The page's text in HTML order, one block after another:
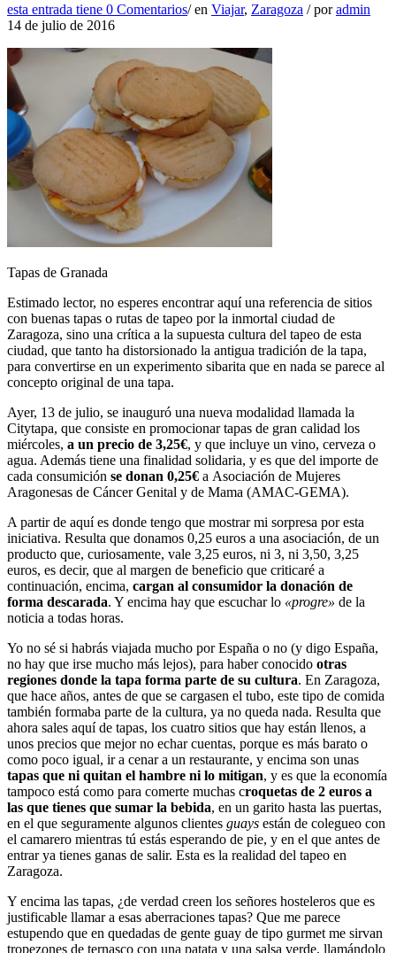
esta entrada tiene 0 Comentarios/ en Viajar, Zaragoza / poradmin
14 de julio de 2016
Tapas de Granada
Estimado lector, no esperes encontrar aquí una referencia de sitios
con buenas tapas o rutas de tapeo por la inmortal ciudad de
Zaragoza, sino una crítica a la supuesta cultura del tapeo de esta
ciudad, que tanto ha distorsionado la antigua tradición de la tapa,
para convertirse en un experimento sibarita que en nada se parece al
concepto original de una tapa.
Ayer, 13 de julio, se inauguró una nueva modalidad llamada la
Citytapa, que consiste en promocionar tapas de gran calidad los
miércoles, a un precio de 3,25€, y que incluye un vino, cerveza o
agua. Además tiene una finalidad solidaria, y es que del importe de
cada consumición se donan 0,25€ a Asociación de Mujeres
Aragonesas de Cáncer Genital y de Mama (AMAC-GEMA).
A partir de aquí es donde tengo que mostrar mi sorpresa por esta
iniciativa. Resulta que donamos 0,25 euros a una asociación, de un
producto que, curiosamente, vale 3,25 euros, ni 3, ni 3,50, 3,25
euros, es decir, que al margen de beneficio que criticaré a
continuación, encima, cargan al consumidor la donación de
forma descarada. Y encima hay que escuchar lo «progre» de la
noticia a todas horas.
Yo no sé si habrás viajada mucho por España o no (y digo España,
no hay que irse mucho más lejos), para haber conocido otras
regiones donde la tapa forma parte de su cultura. En Zaragoza,
que hace años, antes de que se cargasen el tubo, este tipo de comida
también formaba parte de la cultura, ya no queda nada. Resulta que
ahora sales aquí de tapas, los cuatro sitios que hay están llenos, a
unos precios que mejor no echar cuentas, porque es más barato o
como poco igual, ir a cenar a un restaurante, y encima son unas
tapas que ni quitan el hambre ni lo mitigan, y es que la economía
tampoco está como para comerte muchas croquetas de 2 euros a
las que tienes que sumar la bebida, en un garito hasta las puertas,
en el que seguramente algunos clientes guays están de colegueo con
el camarero mientras tú estás esperando de pie, y en el que antes de
entrar ya tienes ganas de salir. Esta es la realidad del tapeo en
Zaragoza.
Y encima las tapas, ¿de verdad creen los señores hosteleros que es
justificable llamar a esas aberraciones tapas? Que me parece
estupendo que en quedadas de gente guay de tipo gurmet me sirvan
tropezones de ternasco con una patata y una salsa verde, llamándolo